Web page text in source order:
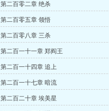
第二百零二章 绝杀
第二百零五章 领悟
第二百零八章 三杀
第二百一十一章 郑阎王
第二百一十四章 追上
第二百一十七章 暗流
第二百二十章 埃美星